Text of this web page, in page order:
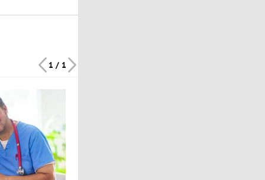
1 / 1